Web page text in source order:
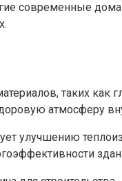
современные
таких
атмосферу
улучшению